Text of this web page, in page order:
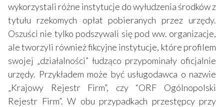
wykorzystali różne instytucje do wyłudzenia środków z
tytułu rzekomych opłat pobieranych przez urzędy.
Oszuści nie tylko podszywali się pod ww. organizacje,
ale tworzyli również fikcyjne instytucje, które profilem
swojej „działalności” łudząco przypominały oficjalnie
urzędy. Przykładem może być usługodawca o nazwie
„Krajowy Rejestr Firm”, czy “ORF Ogólnopolski
Rejestr Firm”. W obu przypadkach przestępcy przy